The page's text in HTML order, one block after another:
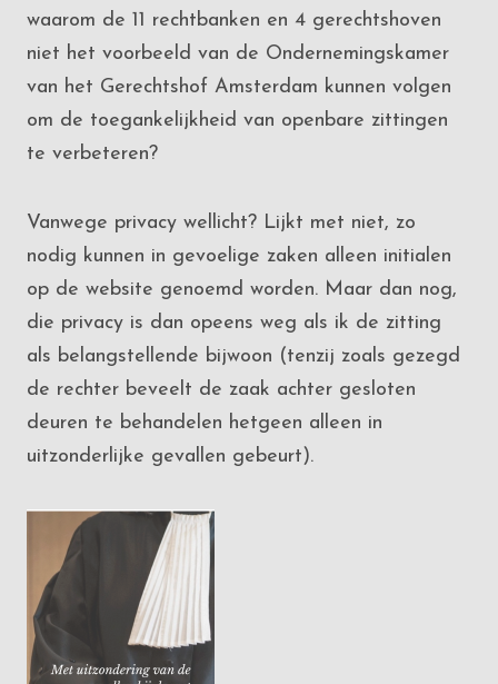
waarom de 11 rechtbanken en 4 gerechtshoven
niet het voorbeeld van de Ondernemingskamer
van het Gerechtshof Amsterdam kunnen volgen
om de toegankelijkheid van openbare zittingen
te verbeteren?
Vanwege privacy wellicht? Lijkt met niet, zo
nodig kunnen in gevoelige zaken alleen initialen
op de website genoemd worden. Maar dan nog,
die privacy is dan opeens weg als ik de zitting
als belangstellende bijwoon (tenzij zoals gezegd
de rechter beveelt de zaak achter gesloten
deuren te behandelen hetgeen alleen in
uitzonderlijke gevallen gebeurt).